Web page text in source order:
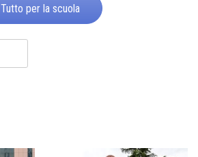
Tutto per la scuola